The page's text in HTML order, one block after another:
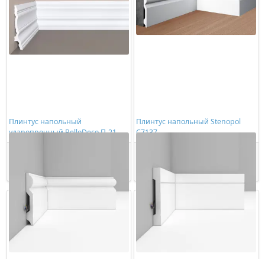
Плинтус напольный
ударопрочный BelloDeco П-21
Плинтус напольный Stenopol
C7137